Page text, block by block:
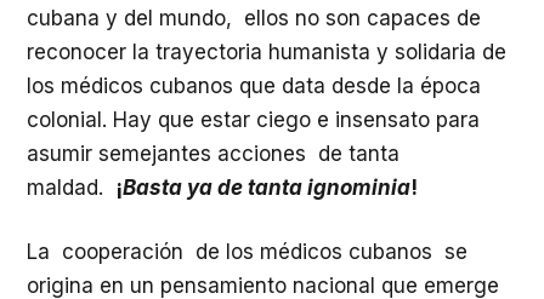
cubana y del mundo, ellos no son capaces de
reconocer la trayectoria humanista y solidaria de
los médicos cubanos que data desde la época
colonial. Hay que estar ciego e insensato para
asumir semejantes acciones de tanta
maldad. ¡Basta ya de tanta ignominia!
La cooperación de los médicos cubanos se
origina en un pensamiento nacional que emerge